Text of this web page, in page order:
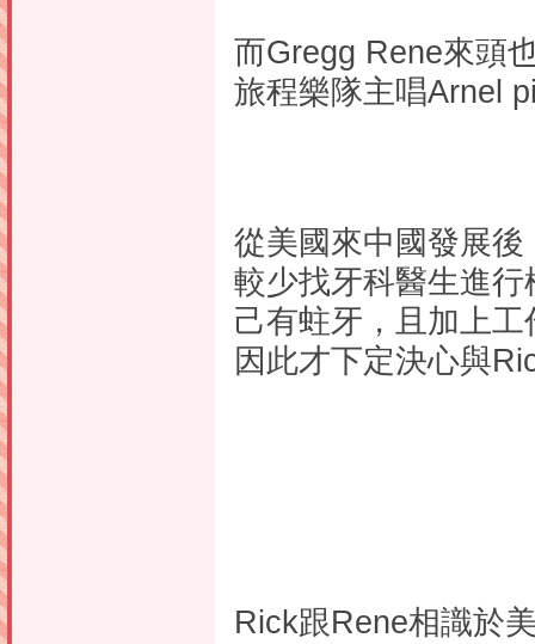
而Gregg Rene來頭
旅程樂隊主唱Arnel
從美國來中國發展
較少找牙科醫生進
己有蛀牙，且加上
因此才下定決心與
Rick跟Rene相識於